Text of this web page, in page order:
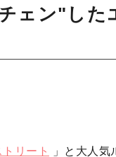
ェン"した
リート
」と大人気